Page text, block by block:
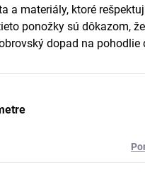
a materiály, ktoré
ponožky sú dôkazom,
dopad na pohodlie